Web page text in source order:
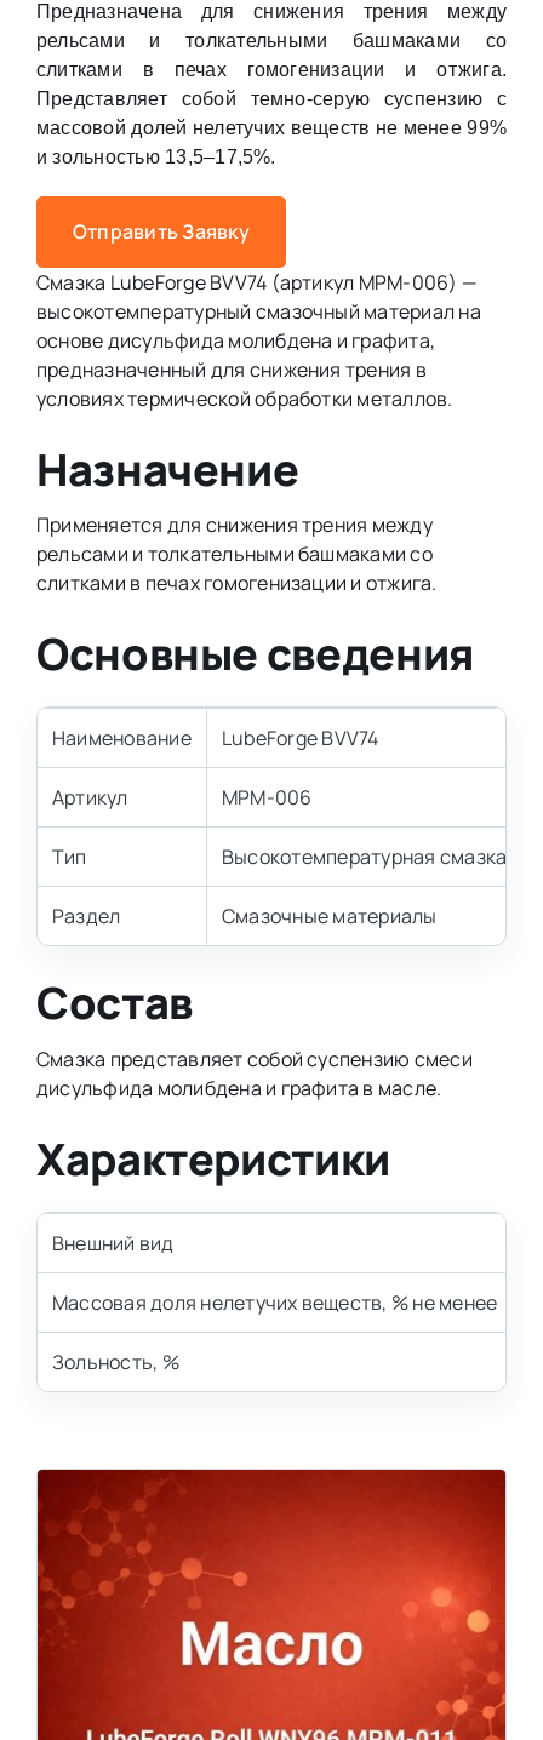
Предназначена для снижения трения между
рельсами и толкательными башмаками со
слитками в печах гомогенизации и отжига.
Представляет собой темно-серую суспензию с
массовой долей нелетучих веществ не менее 99%
и зольностью 13,5–17,5%.
Отправить Заявку
Смазка LubeForge BVV74 (артикул MPM-006) —
высокотемпературный смазочный материал на
основе дисульфида молибдена и графита,
предназначенный для снижения трения в
условиях термической обработки металлов.
Назначение
Применяется для снижения трения между
рельсами и толкательными башмаками со
слитками в печах гомогенизации и отжига.
Основные сведения
Наименование LubeForge BVV74
Артикул MPM-006
Тип Высокотемпературная смазка с
Раздел Смазочные материалы
Состав
Смазка представляет собой суспензию смеси
дисульфида молибдена и графита в масле.
Характеристики
Внешний вид
Массовая доля нелетучих веществ, % не менее
Зольность, %